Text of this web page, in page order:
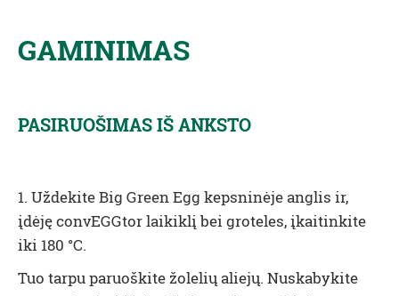
GAMINIMAS
PASIRUOŠIMAS IŠ ANKSTO
1. Uždekite Big Green Egg kepsninėje anglis ir,
įdėję convEGGtor laikiklį bei groteles, įkaitinkite
iki 180 °C.
Tuo tarpu paruoškite žolelių aliejų. Nuskabykite